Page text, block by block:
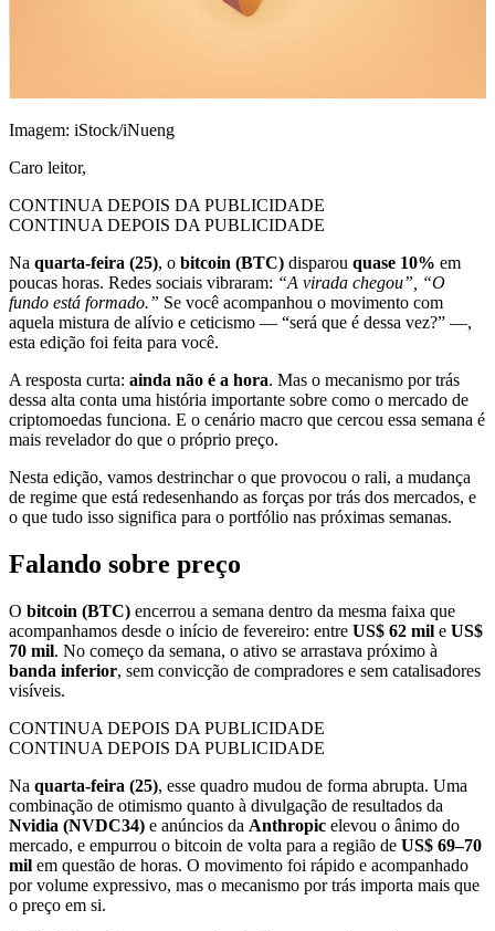
Imagem: iStock/iNueng
Caro leitor,
CONTINUA DEPOIS DA PUBLICIDADE
CONTINUA DEPOIS DA PUBLICIDADE
Na quarta-feira (25), o bitcoin (BTC) disparou quase 10% em
poucas horas. Redes sociais vibraram: “A virada chegou”, “O
fundo está formado.” Se você acompanhou o movimento com
aquela mistura de alívio e ceticismo — “será que é dessa vez?” —,
esta edição foi feita para você.
A resposta curta: ainda não é a hora. Mas o mecanismo por trás
dessa alta conta uma história importante sobre como o mercado de
criptomoedas funciona. E o cenário macro que cercou essa semana é
mais revelador do que o próprio preço.
Nesta edição, vamos destrinchar o que provocou o rali, a mudança
de regime que está redesenhando as forças por trás dos mercados, e
o que tudo isso significa para o portfólio nas próximas semanas.
Falando sobre preço
O bitcoin (BTC) encerrou a semana dentro da mesma faixa que
acompanhamos desde o início de fevereiro: entre US$ 62 mil e US$
70 mil. No começo da semana, o ativo se arrastava próximo à
banda inferior, sem convicção de compradores e sem catalisadores
visíveis.
CONTINUA DEPOIS DA PUBLICIDADE
CONTINUA DEPOIS DA PUBLICIDADE
Na quarta-feira (25), esse quadro mudou de forma abrupta. Uma
combinação de otimismo quanto à divulgação de resultados da
Nvidia (NVDC34) e anúncios da Anthropic elevou o ânimo do
mercado, e empurrou o bitcoin de volta para a região de US$ 69–70
mil em questão de horas. O movimento foi rápido e acompanhado
por volume expressivo, mas o mecanismo por trás importa mais que
o preço em si.